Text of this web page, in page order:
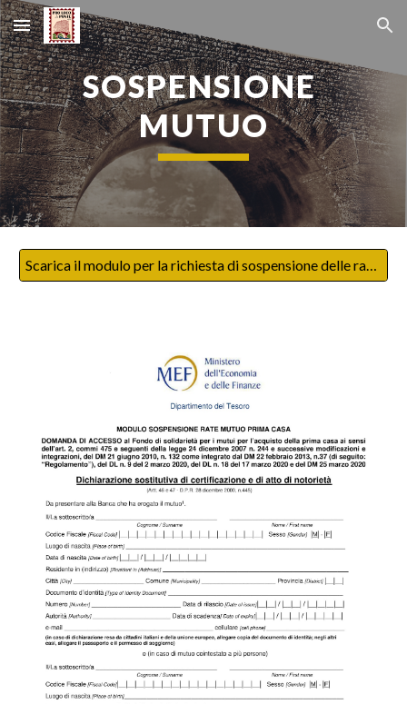
Skip to main content Skip to navigation
SOSPENSIONE
MUTUO
Scarica il modulo per la richiesta di sospensione delle rate del mutuo prima casa - versione pdf editabile